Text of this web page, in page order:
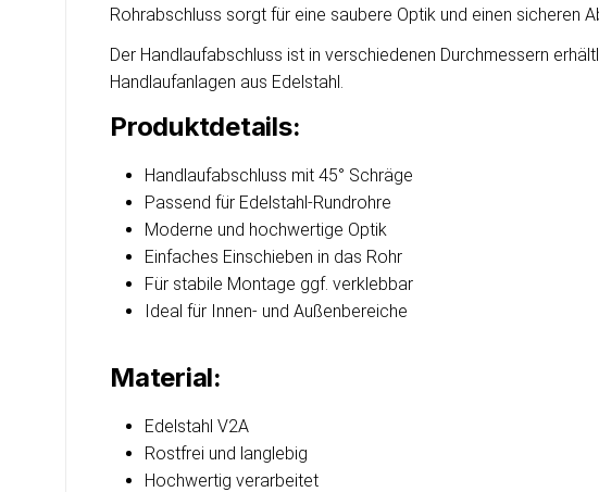
Rohrabschluss sorgt für eine saubere Optik und einen sicheren
Der Handlaufabschluss ist in verschiedenen Durchmessern
Handlaufanlagen aus Edelstahl.
Produktdetails:
Handlaufabschluss mit 45° Schräge
Passend für Edelstahl-Rundrohre
Moderne und hochwertige Optik
Einfaches Einschieben in das Rohr
Für stabile Montage ggf. verklebbar
Ideal für Innen- und Außenbereiche
Material:
Edelstahl V2A
Rostfrei und langlebig
Hochwertig verarbeitet